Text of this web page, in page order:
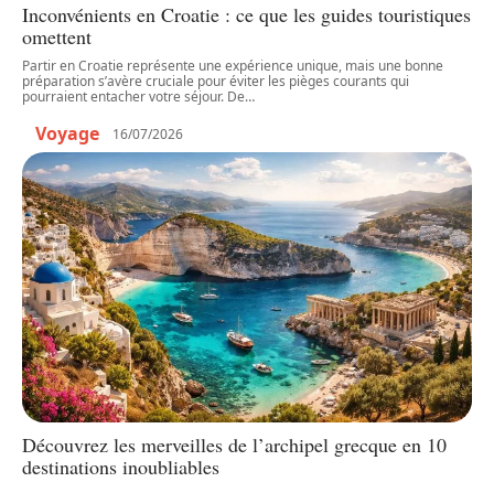
Inconvénients en Croatie : ce que les guides touristiques
omettent
Partir en Croatie représente une expérience unique, mais une bonne
préparation s’avère cruciale pour éviter les pièges courants qui
pourraient entacher votre séjour. De…
Voyage 16/07/2026
Découvrez les merveilles de l’archipel grecque en 10
destinations inoubliables